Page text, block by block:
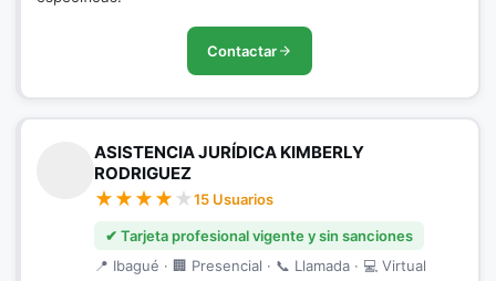
Contactar
ASISTENCIA JURÍDICA KIMBERLY
RODRIGUEZ
15 Usuarios
✔ Tarjeta profesional vigente y sin sanciones
📍 Ibagué · 🏢 Presencial · 📞 Llamada · 💻 Virtual